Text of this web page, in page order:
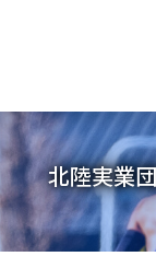
北陸実業